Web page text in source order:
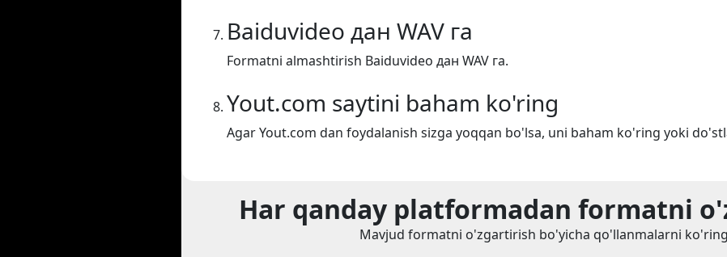
Baiduvideo дан WAV га
Formatni almashtirish Baiduvideo дан WAV га.
Yout.com saytini baham ko'ring
Agar Yout.com dan foydalanish sizga yoqqan bo'lsa, uni baham ko'ring yoki
Har qanday platformadan formatni
Mavjud formatni o'zgartirish bo'yicha qo'llanmalarni ko'ring